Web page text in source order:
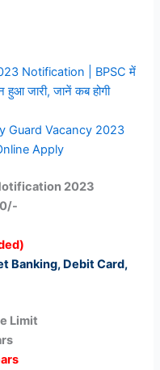
Notification | BPSC में
हुआ जारी, जानें कब होगी
Guard Vacancy 2023
Apply
2023
Banking, Debit Card,
Limit